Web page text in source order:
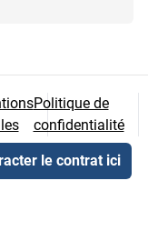
Politique de
confidentialité
le contrat ici